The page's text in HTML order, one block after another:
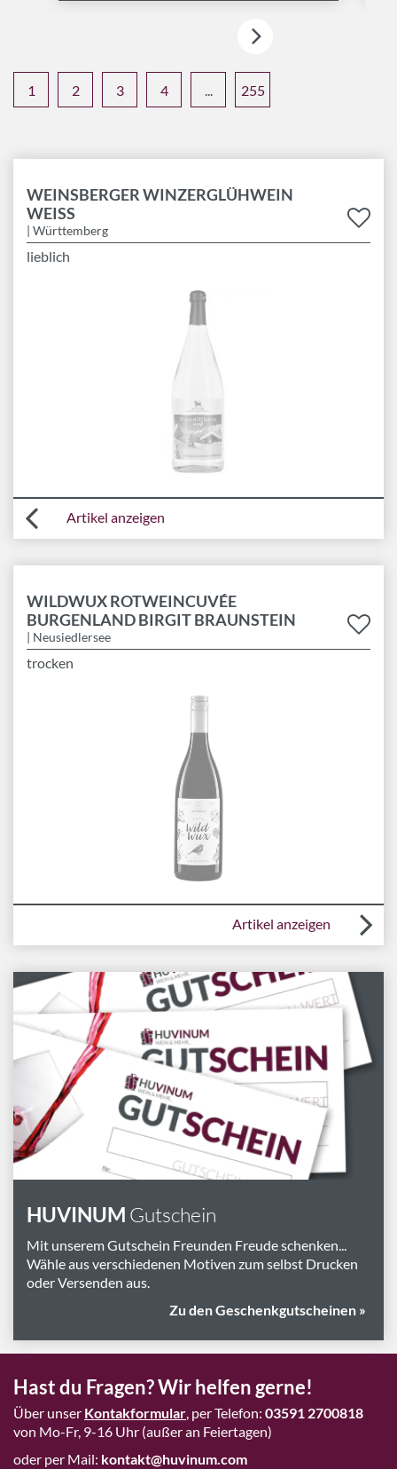
1 2 3 4 ... 255
WEINSBERGER WINZERGLÜHWEIN
WEISS
| Württemberg
lieblich
Artikel anzeigen
WILDWUX ROTWEINCUVÉE
BURGENLAND BIRGIT BRAUNSTEIN
| Neusiedlersee
trocken
Artikel anzeigen
HUVINUM Gutschein
Mit unserem Gutschein Freunden Freude schenken...
Wähle aus verschiedenen Motiven zum selbst Drucken
oder Versenden aus.
Zu den Geschenkgutscheinen »
Hast du Fragen? Wir helfen gerne!
Über unser Kontakformular, per Telefon: 03591 2700818
von Mo-Fr, 9-16 Uhr (außer an Feiertagen)
oder per Mail: kontakt@huvinum.com